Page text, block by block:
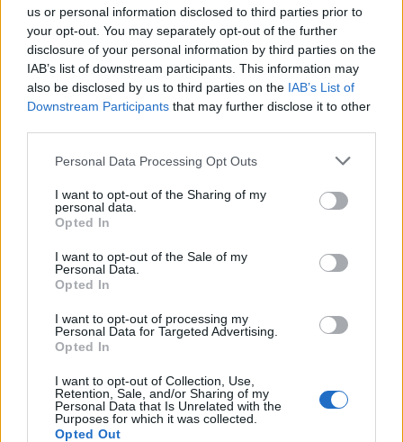
us or personal information disclosed to third parties prior to
your opt-out. You may separately opt-out of the further
disclosure of your personal information by third parties on the
IAB’s list of downstream participants. This information may
also be disclosed by us to third parties on the IAB’s List of
Downstream Participants that may further disclose it to other
Personal Data Processing Opt Outs
I want to opt-out of the Sharing of my
personal data.
Opted In
I want to opt-out of the Sale of my
Personal Data.
Opted In
I want to opt-out of processing my
Personal Data for Targeted Advertising.
Opted In
I want to opt-out of Collection, Use,
Retention, Sale, and/or Sharing of my
Personal Data that Is Unrelated with the
Purposes for which it was collected.
Opted Out
Besoin de batteries
dans les fourgonnettes
Si le kit est destiné à une camionnette, il est
recommandé d'inclure une batterie.
Contrairement aux camping-cars, les
d’un système de batterie secondaire intégré.
TÉLÉPHONE